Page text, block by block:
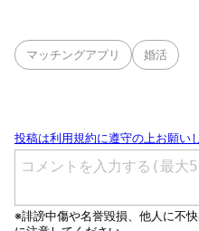
マッチングアプリ 婚活